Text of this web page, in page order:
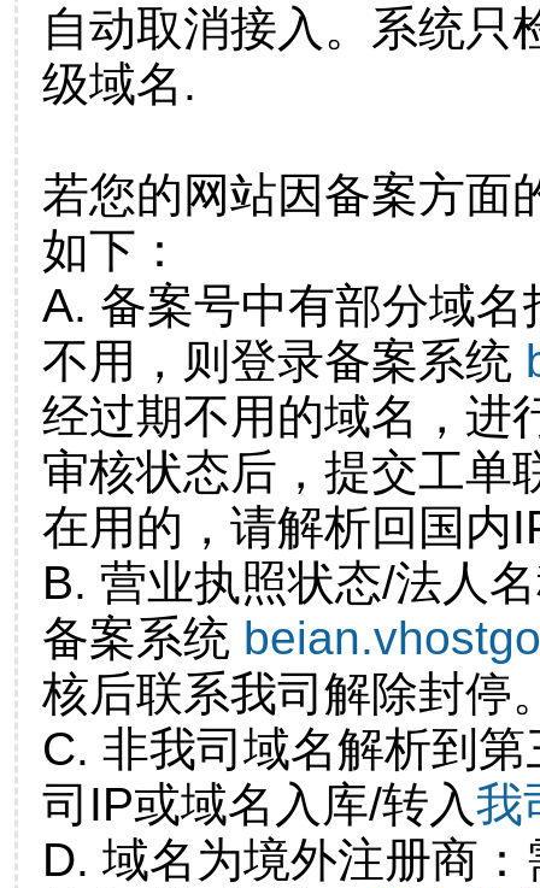
自动取消接入。系统只
级域名.
若您的网站因备案方面
如下：
A. 备案号中有部分域
不用，则登录备案系统
经过期不用的域名，进
审核状态后，提交工单
在用的，请解析回国内
B. 营业执照状态/法人
备案系统
核后联系我司解除封停
C. 非我司域名解析到
司IP或域名入库/转入我
D. 域名为境外注册商